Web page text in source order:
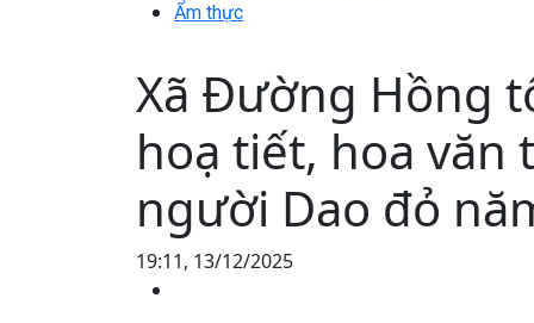
Ẩm thực
Xã Đường Hồng
hoạ tiết, hoa
người Dao đỏ
19:11, 13/12/2025